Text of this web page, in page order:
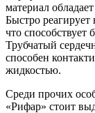
материал
Быстро реагирует
что способствует
Трубчатый
способен
жидкостью.
Среди прочих
«Рифар» стоит